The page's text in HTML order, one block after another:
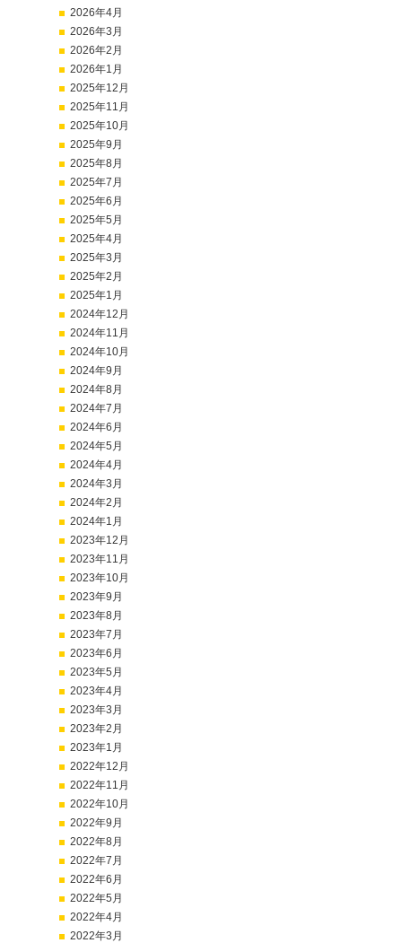
2026年4月
2026年3月
2026年2月
2026年1月
2025年12月
2025年11月
2025年10月
2025年9月
2025年8月
2025年7月
2025年6月
2025年5月
2025年4月
2025年3月
2025年2月
2025年1月
2024年12月
2024年11月
2024年10月
2024年9月
2024年8月
2024年7月
2024年6月
2024年5月
2024年4月
2024年3月
2024年2月
2024年1月
2023年12月
2023年11月
2023年10月
2023年9月
2023年8月
2023年7月
2023年6月
2023年5月
2023年4月
2023年3月
2023年2月
2023年1月
2022年12月
2022年11月
2022年10月
2022年9月
2022年8月
2022年7月
2022年6月
2022年5月
2022年4月
2022年3月